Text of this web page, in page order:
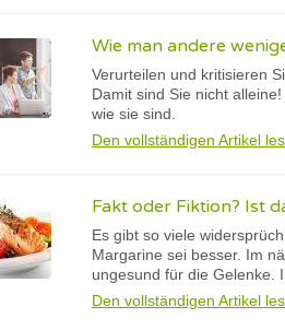
Wie man andere
Verurteilen und kritisieren
Damit sind Sie nicht
wie sie sind.
Den vollständigen Artikel
Fakt oder Fiktion? Ist
Es gibt so viele
Margarine sei besser. Im
ungesund für die Gelenke.
Den vollständigen Artikel